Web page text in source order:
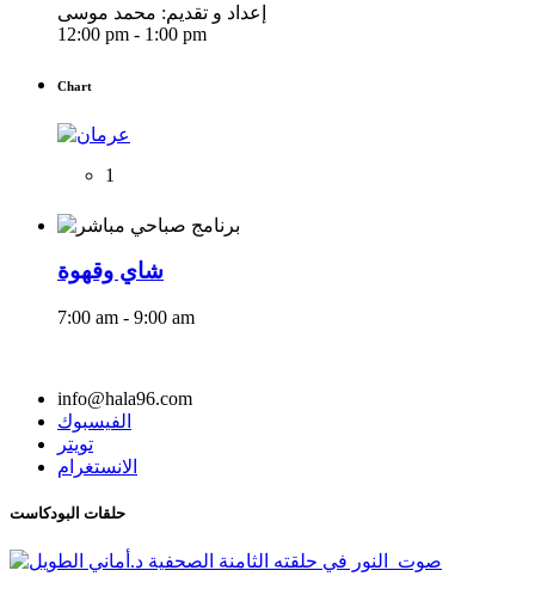
إعداد و تقديم: محمد موسى
12:00 pm - 1:00 pm
Chart
1
شاي وقهوة
7:00 am - 9:00 am
info@hala96.com
الفيسبوك
تويتر
الانستغرام
حلقات البودكاست